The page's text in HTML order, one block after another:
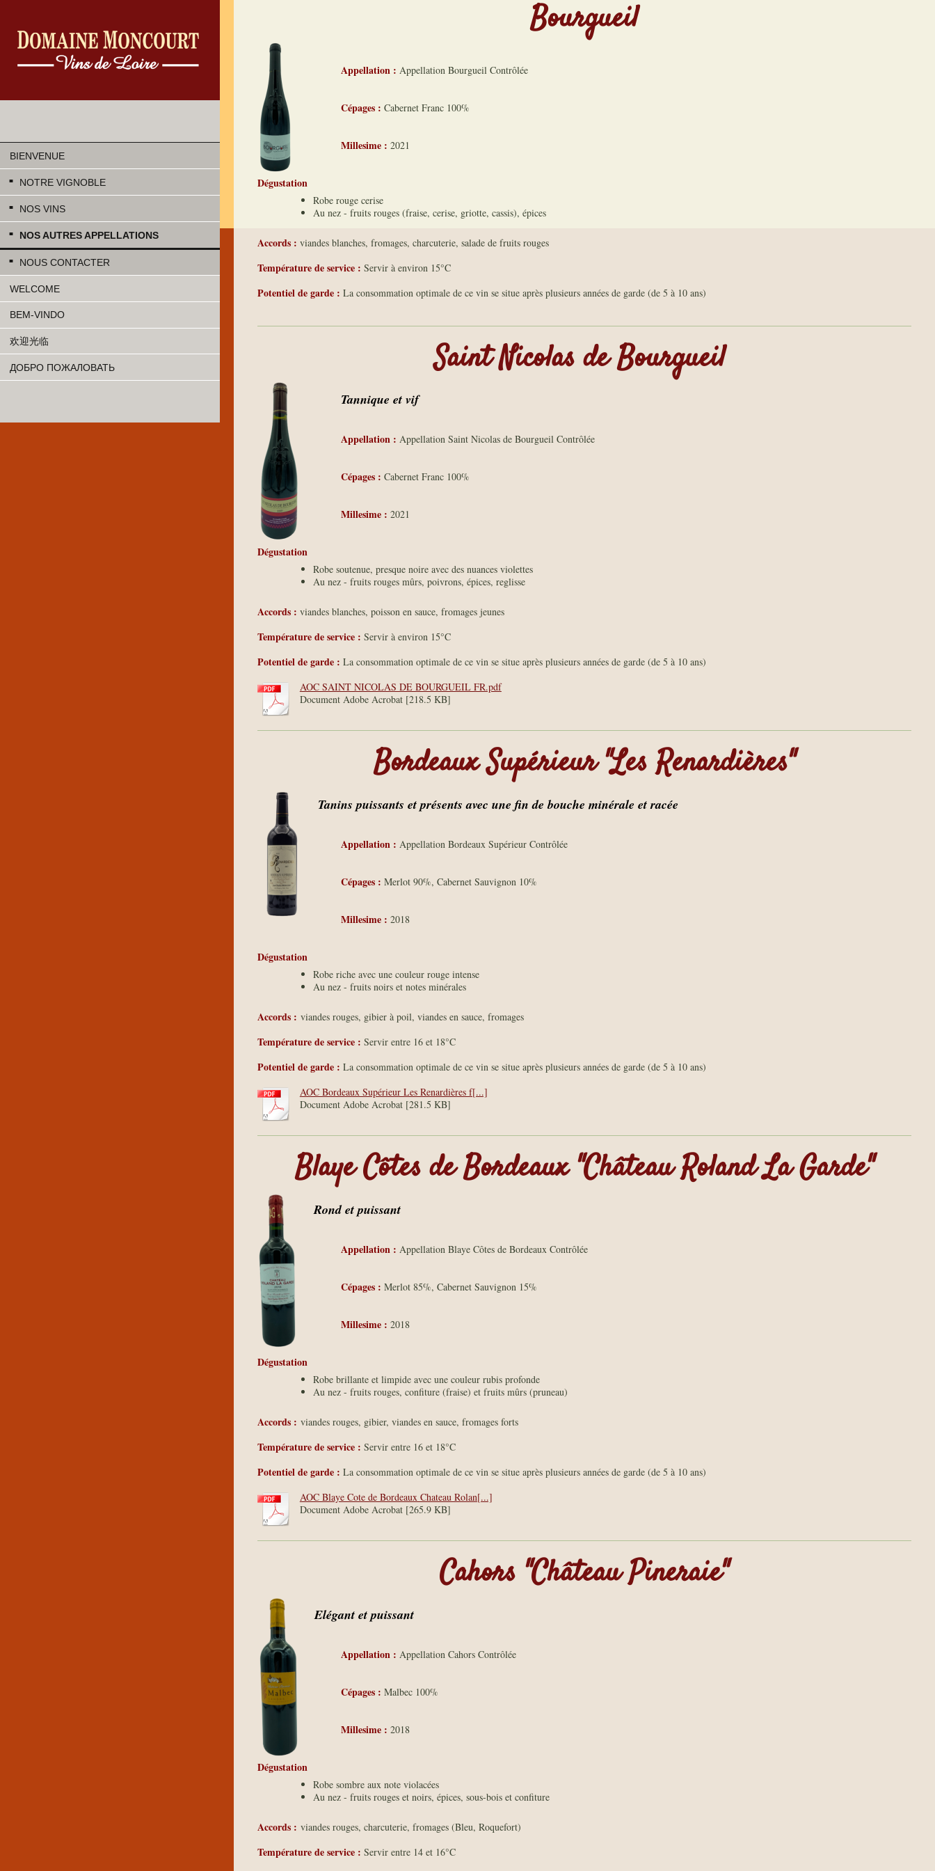
BIENVENUE
NOTRE VIGNOBLE
NOS VINS
NOS AUTRES APPELLATIONS
NOUS CONTACTER
WELCOME
BEM-VINDO
欢迎光临
ДОБРО ПОЖАЛОВАТЬ
Bourgueil
Appellation : Appellation Bourgueil Contrôlée
Cépages : Cabernet Franc 100%
Millesime : 2021
Dégustation
Robe rouge cerise
Au nez - fruits rouges (fraise, cerise, griotte, cassis), épices
Accords : viandes blanches, fromages, charcuterie, salade de fruits rouges
Température de service : Servir à environ 15°C
Potentiel de garde : La consommation optimale de ce vin se situe après plusieurs années de garde (de 5 à 10 ans)
Saint Nicolas de Bourgueil
Tannique et vif
Appellation : Appellation Saint Nicolas de Bourgueil Contrôlée
Cépages : Cabernet Franc 100%
Millesime : 2021
Dégustation
Robe soutenue, presque noire avec des nuances violettes
Au nez - fruits rouges mûrs, poivrons, épices, reglisse
Accords : viandes blanches, poisson en sauce, fromages jeunes
Température de service : Servir à environ 15°C
Potentiel de garde : La consommation optimale de ce vin se situe après plusieurs années de garde (de 5 à 10 ans)
AOC SAINT NICOLAS DE BOURGUEIL FR.pdf
Document Adobe Acrobat [218.5 KB]
Bordeaux Supérieur "Les Renardières"
Tanins puissants et présents avec une fin de bouche minérale et racée
Appellation : Appellation Bordeaux Supérieur Contrôlée
Cépages : Merlot 90%, Cabernet Sauvignon 10%
Millesime : 2018
Dégustation
Robe riche avec une couleur rouge intense
Au nez - fruits noirs et notes minérales
Accords : viandes rouges, gibier à poil, viandes en sauce, fromages
Température de service : Servir entre 16 et 18°C
Potentiel de garde : La consommation optimale de ce vin se situe après plusieurs années de garde (de 5 à 10 ans)
AOC Bordeaux Supérieur Les Renardières f[...]
Document Adobe Acrobat [281.5 KB]
Blaye Côtes de Bordeaux "Château Roland La Garde"
Rond et puissant
Appellation : Appellation Blaye Côtes de Bordeaux Contrôlée
Cépages : Merlot 85%, Cabernet Sauvignon 15%
Millesime : 2018
Dégustation
Robe brillante et limpide avec une couleur rubis profonde
Au nez - fruits rouges, confiture (fraise) et fruits mûrs (pruneau)
Accords : viandes rouges, gibier, viandes en sauce, fromages forts
Température de service : Servir entre 16 et 18°C
Potentiel de garde : La consommation optimale de ce vin se situe après plusieurs années de garde (de 5 à 10 ans)
AOC Blaye Cote de Bordeaux Chateau Rolan[...]
Document Adobe Acrobat [265.9 KB]
Cahors "Château Pineraie"
Elégant et puissant
Appellation : Appellation Cahors Contrôlée
Cépages : Malbec 100%
Millesime : 2018
Dégustation
Robe sombre aux note violacées
Au nez - fruits rouges et noirs, épices, sous-bois et confiture
Accords : viandes rouges, charcuterie, fromages (Bleu, Roquefort)
Température de service : Servir entre 14 et 16°C